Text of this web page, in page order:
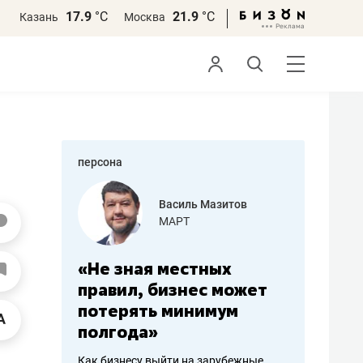
Казань 17.9 °С Москва 21.9 °С
персона
работа
Василь Мазитов
МАРТ
«Не зная местных
правил, бизнес может
потерять минимум
полгода»